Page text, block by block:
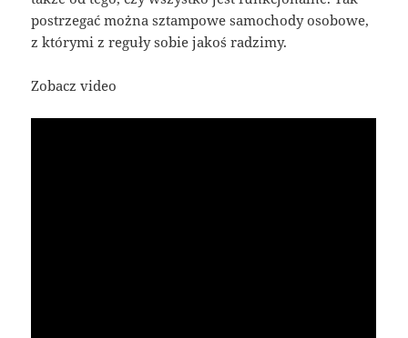
postrzegać można sztampowe samochody osobowe,
z którymi z reguły sobie jakoś radzimy.
Zobacz video